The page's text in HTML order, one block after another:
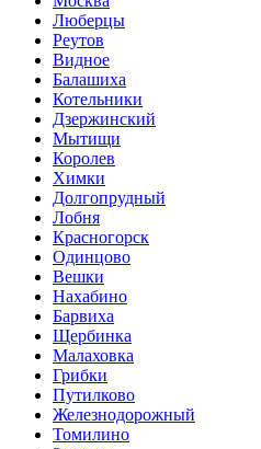
Люберцы
Реутов
Видное
Балашиха
Котельники
Дзержинский
Мытищи
Королев
Химки
Долгопрудный
Лобня
Красногорск
Одинцово
Вешки
Нахабино
Барвиха
Щербинка
Малаховка
Грибки
Путилково
Железнодорожный
Томилино